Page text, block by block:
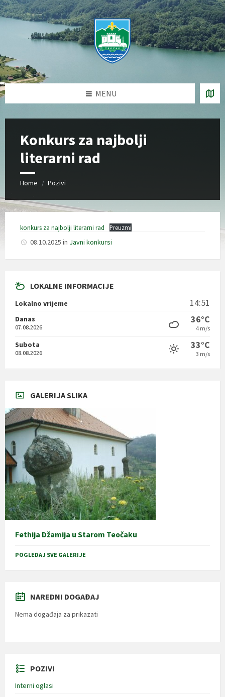
Skip
to
content
Skip
to
left
Skip
to
right
Skip
to
footer
MENU
Konkurs za najbolji
literarni rad
Home / Pozivi
konkurs za najbolji literarni rad Preuzmi
08.10.2025 in Javni konkursi
LOKALNE INFORMACIJE
Lokalno vrijeme 14:51
Danas
07.08.2026
36°C
4 m/s
Subota
08.08.2026
33°C
3 m/s
GALERIJA SLIKA
Fethija Džamija u Starom Teočaku
POGLEDAJ SVE GALERIJE
NAREDNI DOGAĐAJ
Nema događaja za prikazati
POZIVI
Interni oglasi